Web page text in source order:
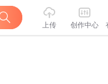
上传 创作中心